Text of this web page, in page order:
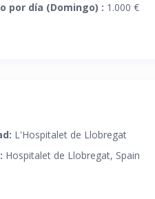
por día (Domingo) : 1.000 €
L'Hospitalet de Llobregat
Hospitalet de Llobregat, Spain